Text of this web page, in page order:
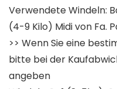
Verwendete Windeln:
(4-9 Kilo) Midi von Fa.
>> Wenn Sie eine
bitte bei der
angeben